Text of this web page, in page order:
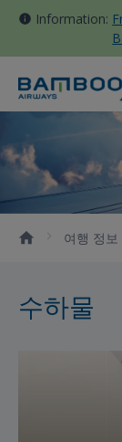
Information:
수하물 -
여행 정보
수하물